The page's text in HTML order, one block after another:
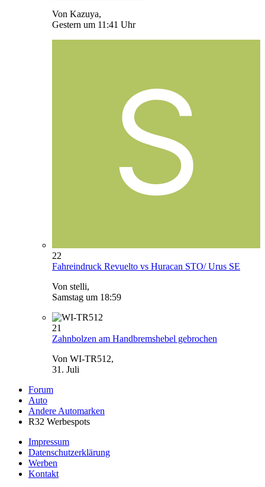
Von Kazuya,
Gestern um 11:41 Uhr
22
Fahreindruck Revuelto vs Huracan STO/ Urus SE
Von stelli,
Samstag um 18:59
21
Zahnbolzen am Handbremshebel gebrochen
Von WI-TR512,
31. Juli
Forum
Auto
Andere Automarken
R32 Werbespots
Impressum
Datenschutzerklärung
Werben
Kontakt